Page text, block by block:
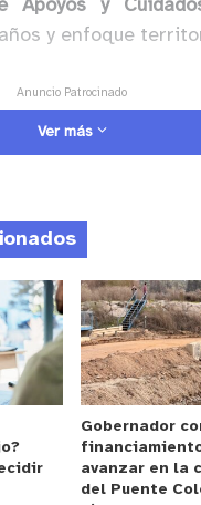
Apoyos y
y enfoque
Anuncio Patrocinado
Rodrigo
es la
cuidadoras y
humanos,
central, la
Género,Claudia
un paso
de la
Ver más
Gobernador
avanzar en la
del Puente